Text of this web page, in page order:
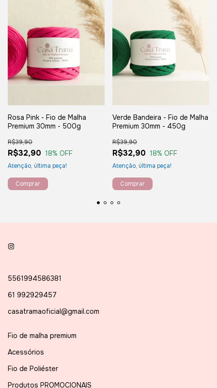
Rosa Pink - Fio de Malha
Premium 30mm - 500g
R$32,90
R$39,90
18% OFF
Atenção, última peça!
Verde Bandeira - Fio de Malha
Premium 30mm - 450g
R$32,90
R$39,90
18% OFF
Atenção, última peça!
5561994586381
61 992929457
casatramaoficial@gmail.com
Fio de malha premium
Acessórios
Fio de Poliéster
Produtos PROMOCIONAIS